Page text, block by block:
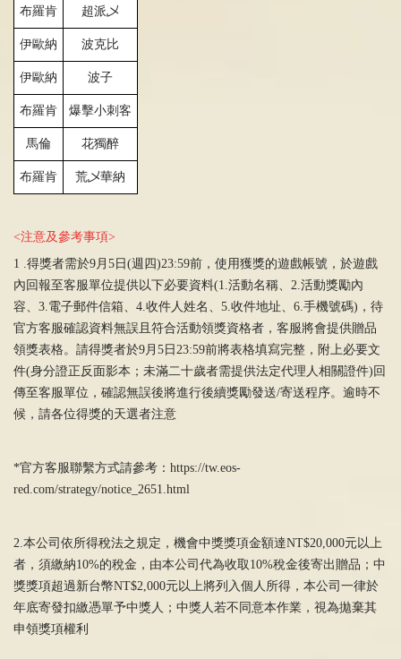
布羅肯 超派乄
伊歐納 波克比
伊歐納 波子
布羅肯 爆擊小刺客
馬倫 花獨醉
布羅肯 荒乄華納
<注意及參考事項>
1 .得獎者需於9月5日(週四)23:59前，使用獲獎的遊戲帳號，於遊戲
內回報至客服單位提供以下必要資料(1.活動名稱、2.活動獎勵內
容、3.電子郵件信箱、4.收件人姓名、5.收件地址、6.手機號碼)，待
官方客服確認資料無誤且符合活動領獎資格者，客服將會提供贈品
領獎表格。請得獎者於9月5日23:59前將表格填寫完整，附上必要文
件(身分證正反面影本；未滿二十歲者需提供法定代理人相關證件)回
傳至客服單位，確認無誤後將進行後續獎勵發送/寄送程序。逾時不
候，請各位得獎的天選者注意
*官方客服聯繫方式請參考： https://tw.eos-
red.com/strategy/notice_2651.html
2.本公司依所得稅法之規定，機會中獎獎項金額達NT$20,000元以上
者，須繳納10%的稅金，由本公司代為收取10%稅金後寄出贈品；中
獎獎項超過新台幣NT$2,000元以上將列入個人所得，本公司一律於
年底寄發扣繳憑單予中獎人；中獎人若不同意本作業，視為拋棄其
申領獎項權利